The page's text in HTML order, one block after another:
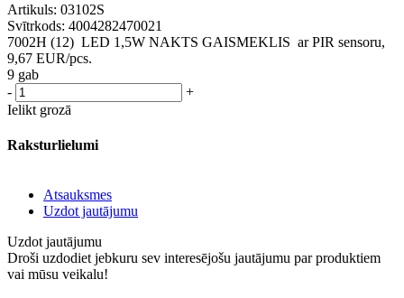
Artikuls: 03102S
Svītrkods: 4004282470021
7002H (12) LED 1,5W NAKTS GAISMEKLIS ar PIR sensoru,
9,67 EUR/pcs.
9 gab
-
+
Ielikt grozā
Raksturlielumi
Atsauksmes
Uzdot jautājumu
Uzdot jautājumu
Droši uzdodiet jebkuru sev interesējošu jautājumu par produktiem
vai mūsu veikalu!